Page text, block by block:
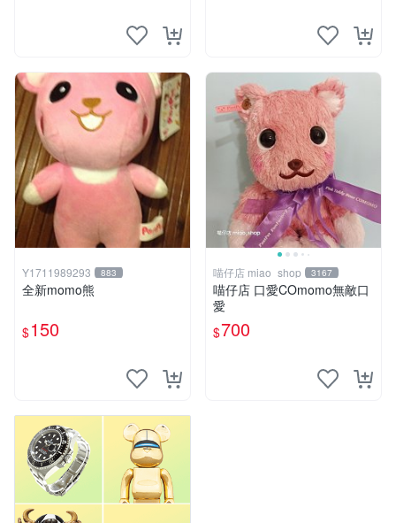
Y1711989293 883
全新momo熊
$150
喵仔店 miao_shop 3167
喵仔店 口愛COmomo無敵口
愛
$700